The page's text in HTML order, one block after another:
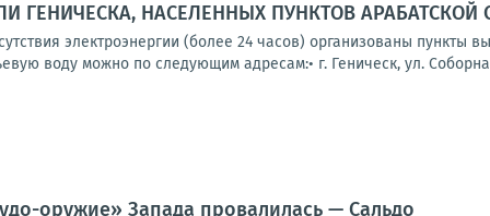
ГЕНИЧЕСКА, НАСЕЛЕННЫХ ПУНКТОВ АРАБАТСКОЙ
электроэнергии (более 24 часов) организованы пункты
воду можно по следующим адресам:• г. Геническ, ул.
оружие» Запада провалилась — Сальдо